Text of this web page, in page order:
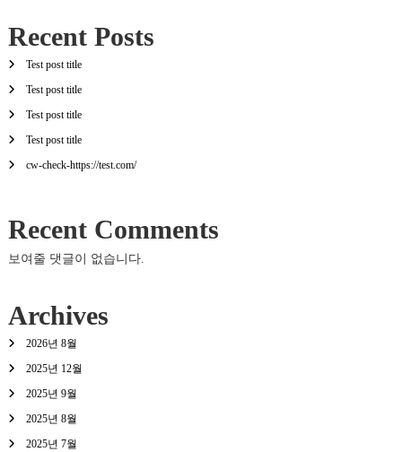
Recent Posts
Test post title
Test post title
Test post title
Test post title
cw-check-https://test.com/
Recent Comments
보여줄 댓글이 없습니다.
Archives
2026년 8월
2025년 12월
2025년 9월
2025년 8월
2025년 7월